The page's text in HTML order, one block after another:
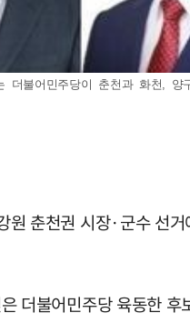
더불어민주당이 춘천과 화
춘천권 시장·군수 선
더불어민주당 육동한